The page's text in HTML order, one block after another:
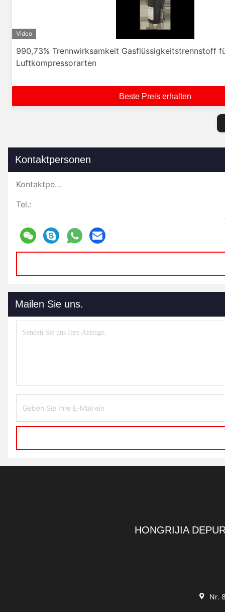
Video
990,73% Trennwirksamkeit Gasflüssigkeitstrennstoff
Luftkompressorarten
Beste Preis erhalten
Kontaktpersonen
Kontaktpersonen:
Tel.:
Mailen Sie uns.
HONGRIJIA
Nr.